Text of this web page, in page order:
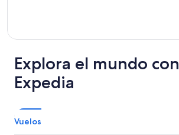
Explora el mundo con
Expedia
Vuelos